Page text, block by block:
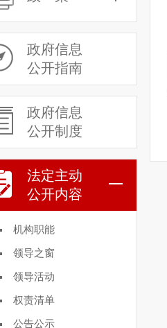
政府信息
公开指南
政府信息
公开制度
法定主动
公开内容
机构职能
领导之窗
领导活动
权责清单
公告公示